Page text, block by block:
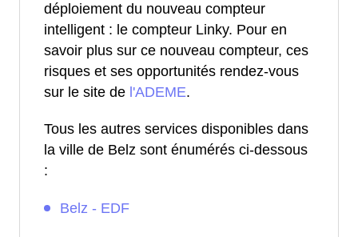
déploiement du nouveau compteur
intelligent : le compteur Linky. Pour en
savoir plus sur ce nouveau compteur, ces
risques et ses opportunités rendez-vous
sur le site de l'ADEME.
Tous les autres services disponibles dans
la ville de Belz sont énumérés ci-dessous
:
Belz - EDF